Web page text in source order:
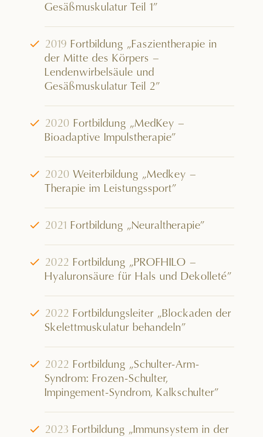
Gesäßmuskulatur Teil 1”
√ 2019 Fortbildung „Faszientherapie in
der Mitte des Körpers –
Lendenwirbelsäule und
Gesäßmuskulatur Teil 2”
√ 2020 Fortbildung „MedKey –
Bioadaptive Impulstherapie”
√ 2020 Weiterbildung „Medkey –
Therapie im Leistungssport”
√ 2021 Fortbildung „Neuraltherapie”
√ 2022 Fortbildung „PROFHILO –
Hyaluronsäure für Hals und Dekolleté”
√ 2022 Fortbildungsleiter „Blockaden der
Skelettmuskulatur behandeln”
√ 2022 Fortbildung „Schulter-Arm-
Syndrom: Frozen-Schulter,
Impingement-Syndrom, Kalkschulter”
√ 2023 Fortbildung „Immunsystem in der